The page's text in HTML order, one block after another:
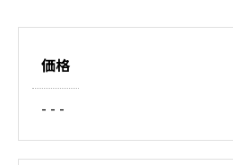
価格
- - -